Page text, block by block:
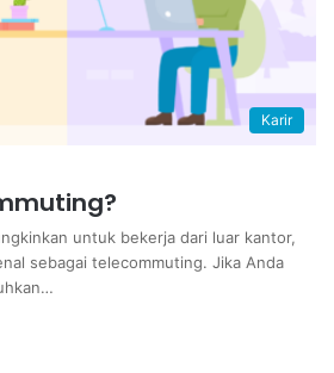
Karir
untuk bekerja dari luar kantor,
sebagai telecommuting. Jika Anda